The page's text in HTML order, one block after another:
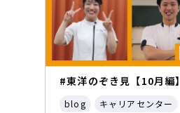
#東洋のぞき見【10月編】
blog
キャリアセンター